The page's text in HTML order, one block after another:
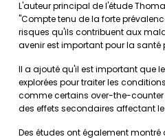
L'auteur principal de l'étude
"Compte tenu de la forte
risques qu'ils contribuent aux
avenir est important pour la santé
Il a ajouté qu'il est important que
explorées pour traiter les
comme certains over-the-
des effets secondaires affectant
Des études ont également